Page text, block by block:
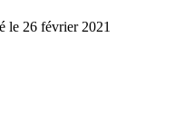
le 26 février 2021